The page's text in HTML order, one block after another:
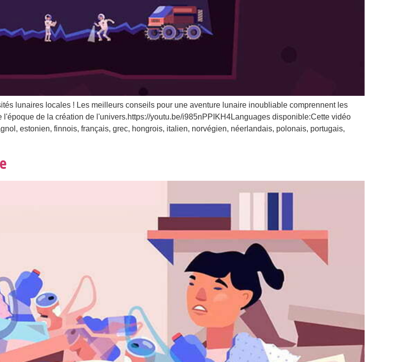
lunaires locales ! Les meilleurs conseils pour une aventure lunaire inoubliable comprennent les
de la création de l'univers.https://youtu.be/i985nPPIKH4Languages disponible:Cette vidéo
estonien, finnois, français, grec, hongrois, italien, norvégien, néerlandais, polonais, portugais,